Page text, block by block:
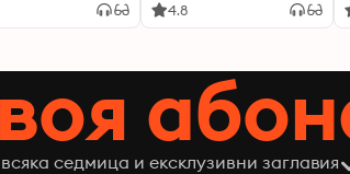
4.8
седмица и ексклузивни заглавия